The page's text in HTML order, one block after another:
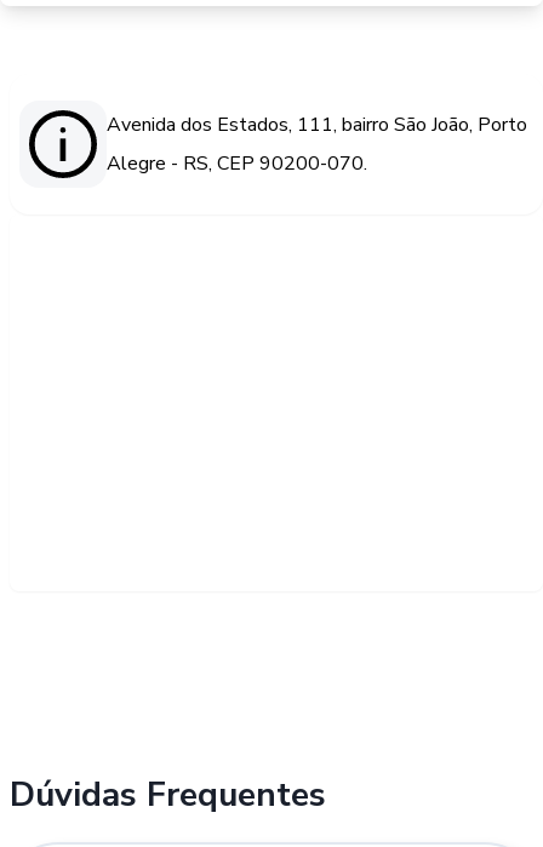
Avenida dos Estados, 111, bairro São João, Porto
Alegre - RS, CEP 90200-070.
Dúvidas Frequentes